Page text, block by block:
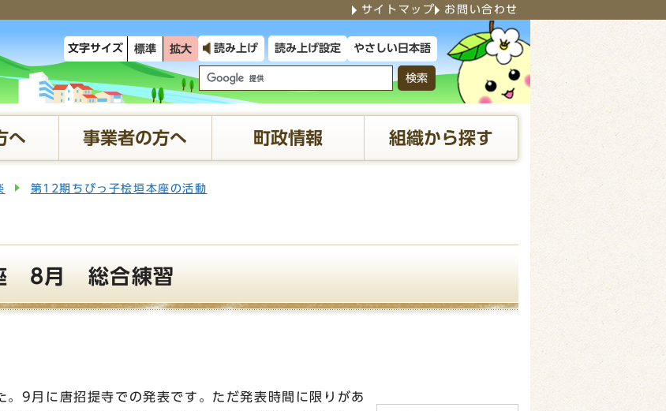
サイトマップ お問い合わせ
文字サイズ 標準 拡大 読み上げ 読み上げ設定 やさしい日本語
検索
へ 事業者の方へ 町政情報 組織から探す
第12期ちびっ子桧垣本座の活動
8月 総合練習
。9月に唐招提寺での発表です。ただ発表時間に限りがあ